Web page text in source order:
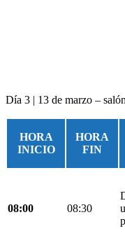
Día 3 | 13 de marzo –
HORA
INICIO
HORA
FIN
08:00 08:30